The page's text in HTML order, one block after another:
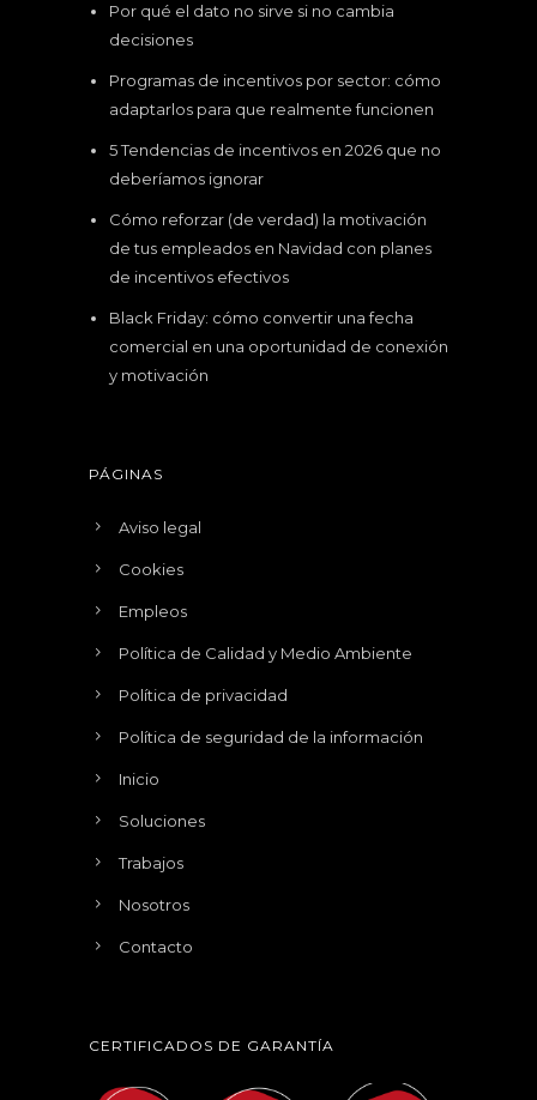
Por qué el dato no sirve si no cambia
decisiones
Programas de incentivos por sector: cómo
adaptarlos para que realmente funcionen
5 Tendencias de incentivos en 2026 que no
deberíamos ignorar
Cómo reforzar (de verdad) la motivación
de tus empleados en Navidad con planes
de incentivos efectivos
Black Friday: cómo convertir una fecha
comercial en una oportunidad de conexión
y motivación
PÁGINAS
Aviso legal
Cookies
Empleos
Política de Calidad y Medio Ambiente
Política de privacidad
Política de seguridad de la información
Inicio
Soluciones
Trabajos
Nosotros
Contacto
CERTIFICADOS DE GARANTÍA